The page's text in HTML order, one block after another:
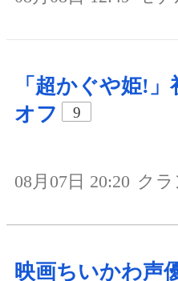
「超かぐや姫!
オフ
9
08月07日 20:20 クラ
映画ちいかわ声